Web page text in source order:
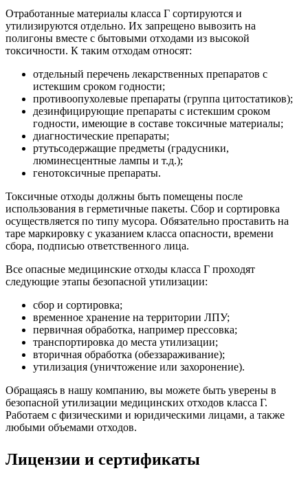
Отработанные материалы класса Г сортируются и
утилизируются отдельно. Их запрещено вывозить на
полигоны вместе с бытовыми отходами из высокой
токсичности. К таким отходам относят:
отдельный перечень лекарственных препаратов с
истекшим сроком годности;
противоопухолевые препараты (группа цитостатиков);
дезинфицирующие препараты с истекшим сроком
годности, имеющие в составе токсичные материалы;
диагностические препараты;
ртутьсодержащие предметы (градусники,
люминесцентные лампы и т.д.);
генотоксичные препараты.
Токсичные отходы должны быть помещены после
использования в герметичные пакеты. Сбор и сортировка
осуществляется по типу мусора. Обязательно проставить на
таре маркировку с указанием класса опасности, времени
сбора, подписью ответственного лица.
Все опасные медицинские отходы класса Г проходят
следующие этапы безопасной утилизации:
сбор и сортировка;
временное хранение на территории ЛПУ;
первичная обработка, например прессовка;
транспортировка до места утилизации;
вторичная обработка (обеззараживание);
утилизация (уничтожение или захоронение).
Обращаясь в нашу компанию, вы можете быть уверены в
безопасной утилизации медицинских отходов класса Г.
Работаем с физическими и юридическими лицами, а также
любыми объемами отходов.
Лицензии и сертификаты